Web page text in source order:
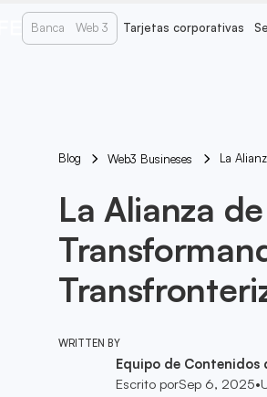
Banca Web 3 Tarjetas corporativas
Blog Web3 Busineses La
La Alianza
WRITTEN BY
Equipo de Contenidos
Escrito porSep 6, 2025•